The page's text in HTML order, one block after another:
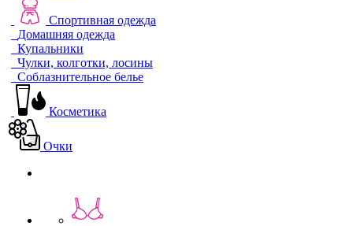
Спортивная одежда
Домашняя одежда
Купальники
Чулки, колготки, лосины
Соблазнительное белье
Косметика
Очки